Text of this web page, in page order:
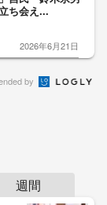
ち会え...
2026年6月21日
by
週間